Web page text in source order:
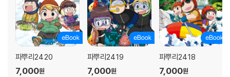
파뿌리24 20
7,000원
파뿌리24 19
7,000원
파뿌리24 18
7,000원